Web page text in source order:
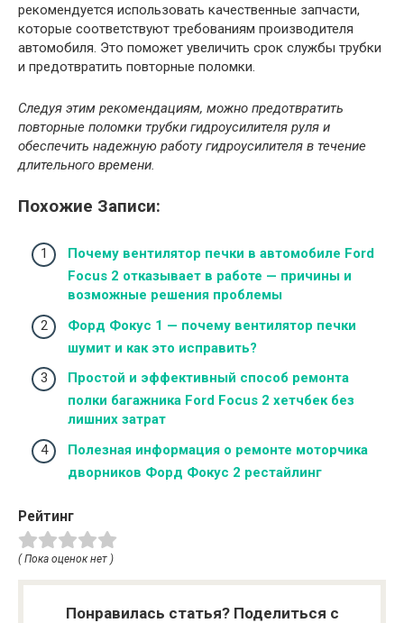
рекомендуется использовать качественные запчасти,
которые соответствуют требованиям производителя
автомобиля. Это поможет увеличить срок службы трубки
и предотвратить повторные поломки.
Следуя этим рекомендациям, можно предотвратить
повторные поломки трубки гидроусилителя руля и
обеспечить надежную работу гидроусилителя в течение
длительного времени.
Похожие Записи:
Почему вентилятор печки в автомобиле Ford
Focus 2 отказывает в работе — причины и
возможные решения проблемы
Форд Фокус 1 — почему вентилятор печки
шумит и как это исправить?
Простой и эффективный способ ремонта
полки багажника Ford Focus 2 хетчбек без
лишних затрат
Полезная информация о ремонте моторчика
дворников Форд Фокус 2 рестайлинг
Рейтинг
( Пока оценок нет )
Понравилась статья? Поделиться с